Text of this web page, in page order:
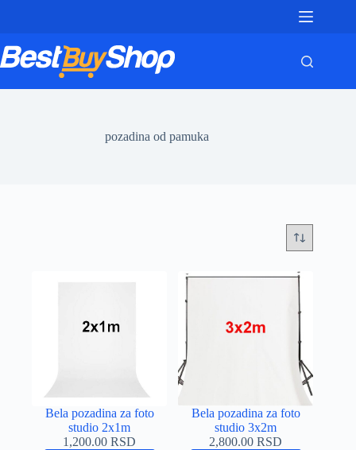
pozadina od pamuka
Bela pozadina za foto
studio 2x1m
1,200.00RSD
Bela pozadina za foto
studio 3x2m
2,800.00RSD